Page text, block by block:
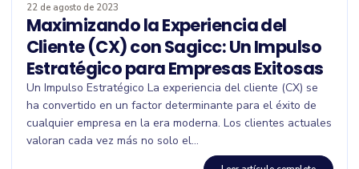
22 de agosto de 2023
Maximizando la Experiencia del
Cliente (CX) con Sagicc: Un Impulso
Estratégico para Empresas Exitosas
Un Impulso Estratégico La experiencia del cliente (CX) se
ha convertido en un factor determinante para el éxito de
cualquier empresa en la era moderna. Los clientes actuales
valoran cada vez más no solo el...